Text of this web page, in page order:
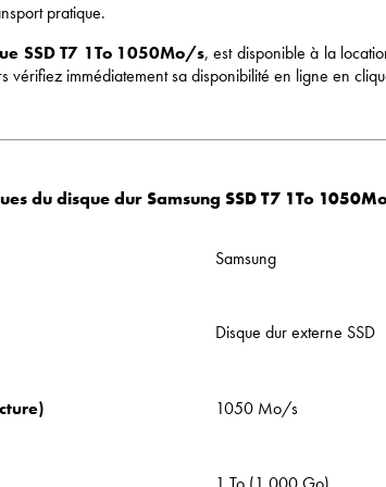
pratique.
SSD T7 1To 1050Mo/s, est disponible à la
vérifiez immédiatement sa disponibilité en ligne en
du disque dur Samsung SSD T7 1To
Samsung
Disque dur externe SSD
1050 Mo/s